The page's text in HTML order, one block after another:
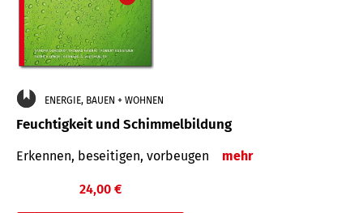
ENERGIE, BAUEN + WOHNEN
Feuchtigkeit und Schimmelbildung
Erkennen, beseitigen, vorbeugen mehr
24,00 €